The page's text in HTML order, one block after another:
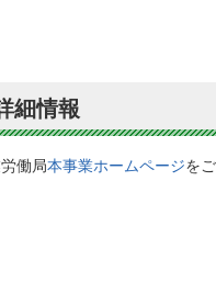
細情報
働局本事業ホームページを